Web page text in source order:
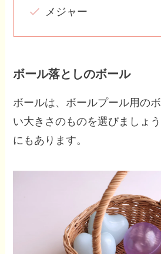
メジャー
ボール落としのボール
ボールは、ボールプール用の
い大きさのものを選びましょ
にもあります。